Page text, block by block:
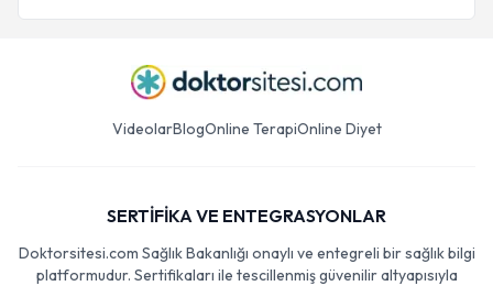
VideolarBlogOnline TerapiOnline Diyet
SERTİFİKA VE ENTEGRASYONLAR
Doktorsitesi.com Sağlık Bakanlığı onaylı ve entegreli bir sağlık bilgi
platformudur. Sertifikaları ile tescillenmiş güvenilir altyapısıyla